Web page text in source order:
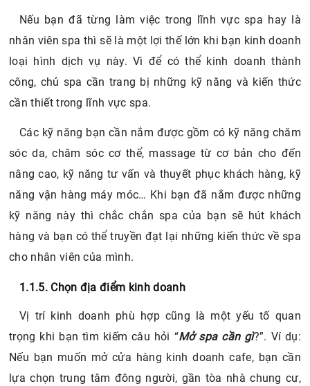
Nếu bạn đã từng làm việc trong lĩnh vực spa hay là
nhân viên spa thì sẽ là một lợi thế lớn khi bạn kinh doanh
loại hình dịch vụ này. Vì để có thể kinh doanh thành
công, chủ spa cần trang bị những kỹ năng và kiến thức
cần thiết trong lĩnh vực spa.
Các kỹ năng bạn cần nắm được gồm có kỹ năng chăm
sóc da, chăm sóc cơ thể, massage từ cơ bản cho đến
nâng cao, kỹ năng tư vấn và thuyết phục khách hàng, kỹ
năng vận hàng máy móc… Khi bạn đã nắm được những
kỹ năng này thì chắc chắn spa của bạn sẽ hút khách
hàng và bạn có thể truyền đạt lại những kiến thức về spa
cho nhân viên của mình.
1.1.5. Chọn địa điểm kinh doanh
Vị trí kinh doanh phù hợp cũng là một yếu tố quan
trọng khi bạn tìm kiếm câu hỏi “Mở spa cần gì?”. Ví dụ:
Nếu bạn muốn mở cửa hàng kinh doanh cafe, bạn cần
lựa chọn trung tâm đông người, gần tòa nhà chung cư,